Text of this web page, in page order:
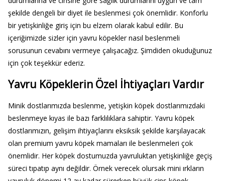
şekilde dengeli bir diyet ile beslenmesi çok önemlidir. Konforlu
bir yetişkinliğe giriş için bu elzem olarak kabul edilir. Bu
içeriğimizde sizler için yavru köpekler nasıl beslenmeli
sorusunun cevabını vermeye çalışacağız. Şimdiden okuduğunuz
için çok teşekkür ederiz.
Yavru Köpeklerin Özel İhtiyaçları Vardır
Minik dostlarımızda beslenme, yetişkin köpek dostlarımızdaki
beslenmeye kıyas ile bazı farklılıklara sahiptir. Yavru köpek
dostlarımızın, gelişim ihtiyaçlarını eksiksik şekilde karşılayacak
olan premium yavru köpek mamaları ile beslenmeleri çok
önemlidir. Her köpek dostumuzda yavruluktan yetişkinliğe geçiş
süreci tıpatıp aynı değildir. Örnek verecek olursak mini ırkların